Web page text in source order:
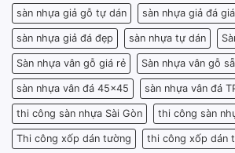
sàn nhựa giả gỗ tự dán sàn nhựa giả đá
sàn nhựa giả đá đẹp sàn nhựa tự dán
Sàn nhựa vân gỗ giá rẻ Sàn nhựa vân gỗ
sàn nhựa vân đá 45x45 sàn nhựa vân đá
thi công sàn nhựa Sài Gòn thi công sàn
Thi công xốp dán tường thi công xốp dán